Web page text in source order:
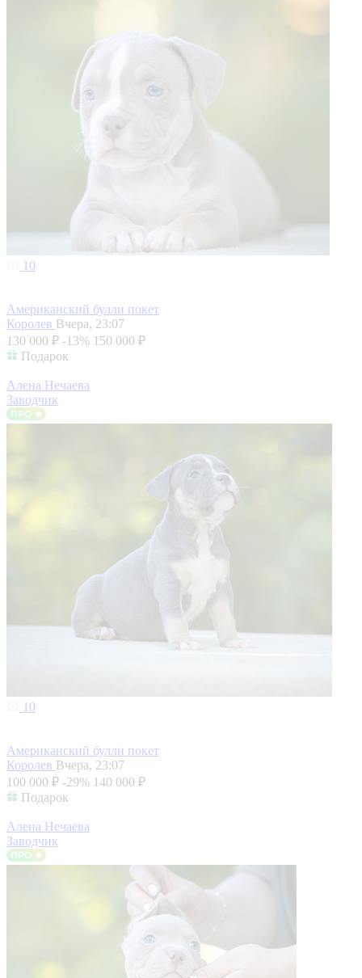
10
Американский булли покет
Королев Вчера, 23:07
130 000 ₽ -13% 150 000 ₽
Подарок
Алена Нечаева
Заводчик
10
Американский булли покет
Королев Вчера, 23:07
100 000 ₽ -29% 140 000 ₽
Подарок
Алена Нечаева
Заводчик